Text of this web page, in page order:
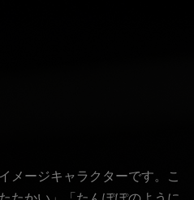
メージキャラクターです。こ